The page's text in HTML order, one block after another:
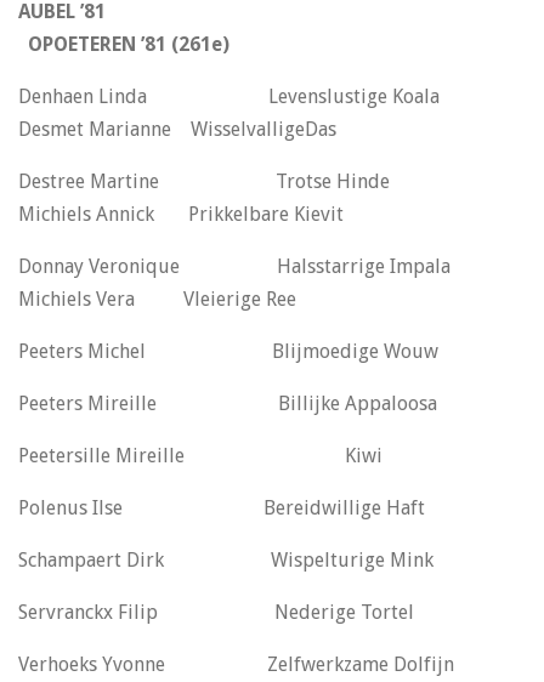
AUBEL ’81
OPOETEREN ’81 (261e)
Denhaen Linda Levenslustige Koala
Desmet Marianne WisselvalligeDas
Destree Martine Trotse Hinde
Michiels Annick Prikkelbare Kievit
Donnay Veronique Halsstarrige Impala
Michiels Vera Vleierige Ree
Peeters Michel Blijmoedige Wouw
Peeters Mireille Billijke Appaloosa
Peetersille Mireille Kiwi
Polenus Ilse Bereidwillige Haft
Schampaert Dirk Wispelturige Mink
Servranckx Filip Nederige Tortel
Verhoeks Yvonne Zelfwerkzame Dolfijn